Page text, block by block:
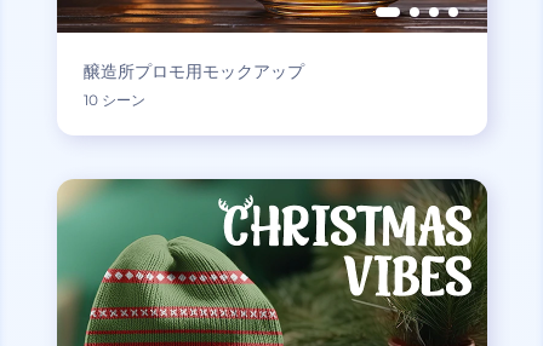
醸造所プロモ用モックアップ
10 シーン